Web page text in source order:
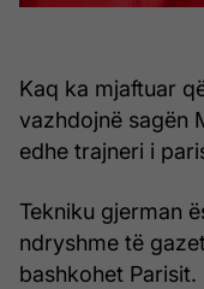
Kaq ka mjaftuar
vazhdojnë sagën
edhe trajneri i
Tekniku gjerman
ndryshme të
bashkohet Parisit.